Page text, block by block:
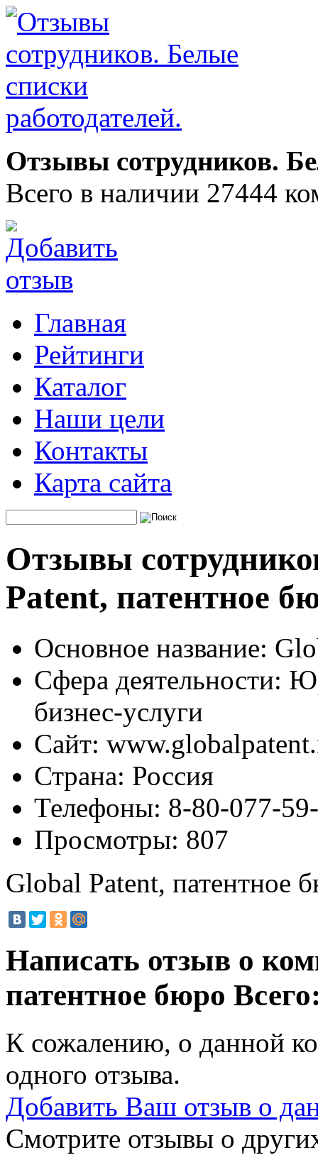
Отзывы сотрудников.
Всего в наличии 27444
Главная
Рейтинги
Каталог
Наши цели
Контакты
Карта сайта
Отзывы
Patent, патентное
Основное название:
Сфера деятельности:
бизнес-услуги
Сайт:
Страна: Россия
Телефоны: 8-80-077-
Просмотры: 807
Global Patent, патентное
Написать отзыв о
патентное бюро
К сожалению, о данной
одного отзыва.
Добавить Ваш отзыв о
Смотрите отзывы о